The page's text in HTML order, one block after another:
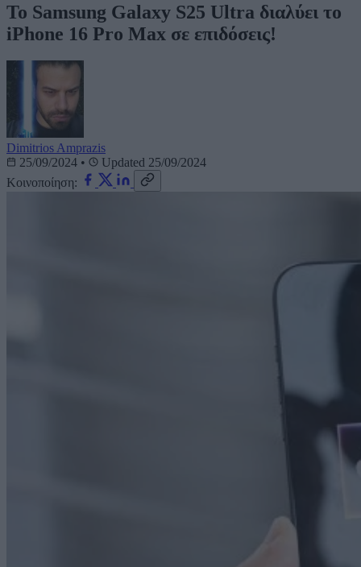
Το Samsung Galaxy S25 Ultra διαλύει το
iPhone 16 Pro Max σε επιδόσεις!
Dimitrios Amprazis
25/09/2024 •
Updated 25/09/2024
Κοινοποίηση: